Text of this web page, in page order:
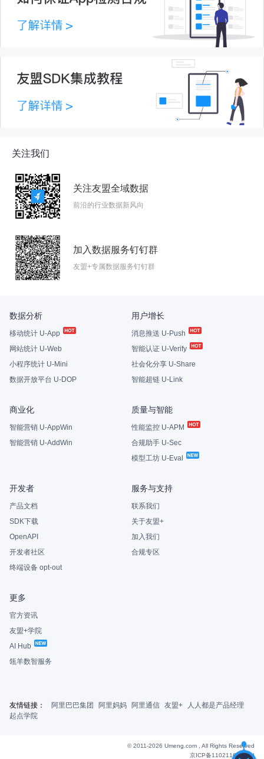
关注我们
关注友盟全域数据
前沿的行业数据新风向
加入数据服务钉钉群
友盟+专属数据服务钉钉群
数据分析
移动统计 U-App
网站统计 U-Web
小程序统计 U-Mini
数据开放平台 U-DOP
用户增长
消息推送 U-Push
智能认证 U-Verify
社会化分享 U-Share
智能超链 U-Link
商业化
智能营销 U-AppWin
智能营销 U-AddWin
质量与智能
性能监控 U-APM
合规助手 U-Sec
模型工坊 U-Eval
开发者
产品文档
SDK下载
OpenAPI
开发者社区
终端设备 opt-out
服务与支持
联系我们
关于友盟+
加入我们
合规专区
更多
官方资讯
友盟+学院
AI Hub
瓴羊数智服务
友情链接： 阿里巴巴集团 阿里妈妈 阿里通信 友盟+
人人都是产品经理
起点学院
© 2011-2026 Umeng.com , All Rights Reserved
京ICP备11021163号-6|